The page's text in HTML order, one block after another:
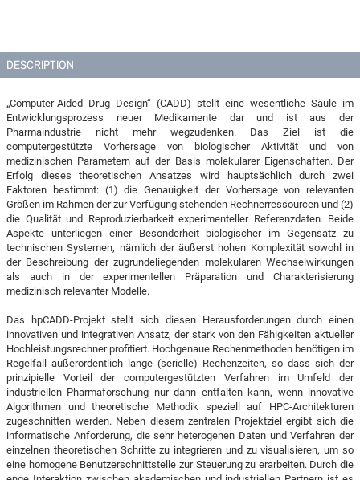
DESCRIPTION
„Computer-Aided Drug Design“ (CADD) stellt eine wesentliche Säule im
Entwicklungsprozess neuer Medikamente dar und ist aus der
Pharmaindustrie nicht mehr wegzudenken. Das Ziel ist die
computergestützte Vorhersage von biologischer Aktivität und von
medizinischen Parametern auf der Basis molekularer Eigenschaften. Der
Erfolg dieses theoretischen Ansatzes wird hauptsächlich durch zwei
Faktoren bestimmt: (1) die Genauigkeit der Vorhersage von relevanten
Größen im Rahmen der zur Verfügung stehenden Rechnerressourcen und (2)
die Qualität und Reproduzierbarkeit experimenteller Referenzdaten. Beide
Aspekte unterliegen einer Besonderheit biologischer im Gegensatz zu
technischen Systemen, nämlich der äußerst hohen Komplexität sowohl in
der Beschreibung der zugrundeliegenden molekularen Wechselwirkungen
als auch in der experimentellen Präparation und Charakterisierung
medizinisch relevanter Modelle.
Das hpCADD-Projekt stellt sich diesen Herausforderungen durch einen
innovativen und integrativen Ansatz, der stark von den Fähigkeiten aktueller
Hochleistungsrechner profitiert. Hochgenaue Rechenmethoden benötigen im
Regelfall außerordentlich lange (serielle) Rechenzeiten, so dass sich der
prinzipielle Vorteil der computergestützten Verfahren im Umfeld der
industriellen Pharmaforschung nur dann entfalten kann, wenn innovative
Algorithmen und theoretische Methodik speziell auf HPC-Architekturen
zugeschnitten werden. Neben diesem zentralen Projektziel ergibt sich die
informatische Anforderung, die sehr heterogenen Daten und Verfahren der
einzelnen theoretischen Schritte zu integrieren und zu visualisieren, um so
eine homogene Benutzerschnittstelle zur Steuerung zu erarbeiten. Durch die